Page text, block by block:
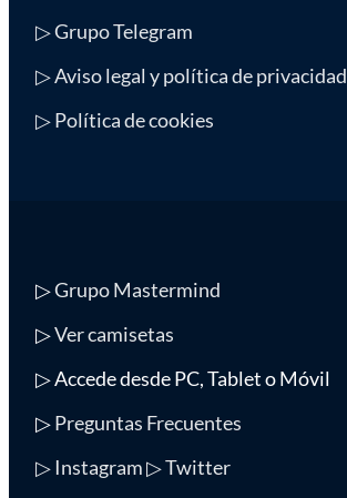
▷ Grupo Telegram
▷ Aviso legal y política de privacidad
▷ Política de cookies
▷Grupo Mastermind
▷Ver camisetas
▷ Accede desde PC, Tablet o Móvil
▷Preguntas Frecuentes
▷ Instagram▷ Twitter